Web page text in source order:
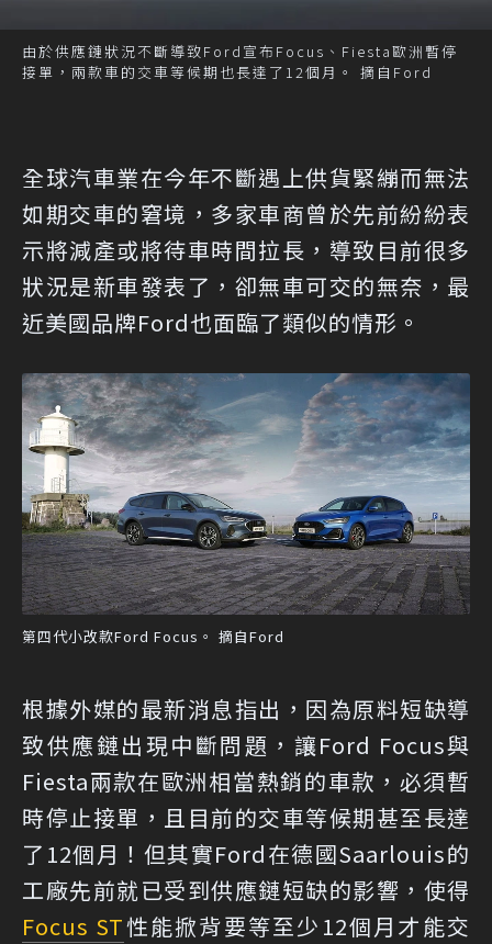
由於供應鏈狀況不斷導致Ford宣布Focus、Fiesta歐洲暫停
接單，兩款車的交車等候期也長達了12個月。 摘自Ford
全球汽車業在今年不斷遇上供貨緊繃而無法
如期交車的窘境，多家車商曾於先前紛紛表
示將減產或將待車時間拉長，導致目前很多
狀況是新車發表了，卻無車可交的無奈，最
近美國品牌Ford也面臨了類似的情形。
第四代小改款Ford Focus。 摘自Ford
根據外媒的最新消息指出，因為原料短缺導
致供應鏈出現中斷問題，讓Ford Focus與
Fiesta兩款在歐洲相當熱銷的車款，必須暫
時停止接單，且目前的交車等候期甚至長達
了12個月！但其實Ford在德國Saarlouis的
工廠先前就已受到供應鏈短缺的影響，使得
Focus ST性能掀背要等至少12個月才能交